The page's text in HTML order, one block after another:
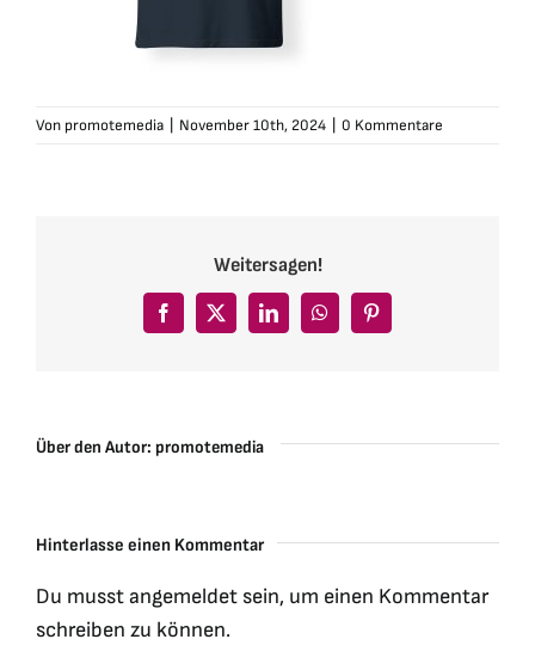
Von promotemedia November 10th, 2024 0 Kommentare
Weitersagen!
Facebook
X LinkedInWhatsAppPinterest
Über den Autor: promotemedia
Hinterlasse einen Kommentar
Du musstangemeldet sein, um einen Kommentar
schreiben zu können.